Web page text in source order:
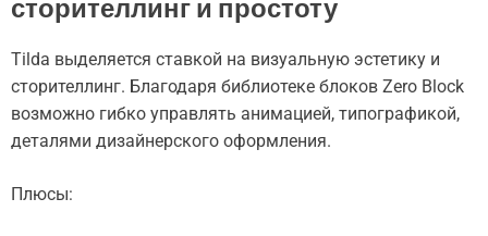
сторителлинг и простоту
Tilda выделяется ставкой на визуальную эстетику и
сторителлинг. Благодаря библиотеке блоков Zero Block
возможно гибко управлять анимацией, типографикой,
деталями дизайнерского оформления.
Плюсы: